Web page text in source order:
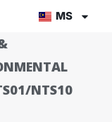
MS
NTS10